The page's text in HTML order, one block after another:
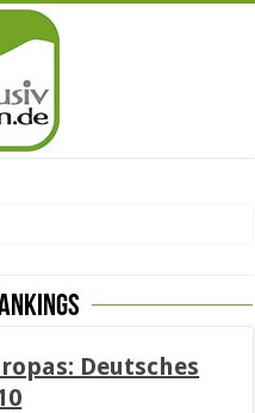
Deutsches